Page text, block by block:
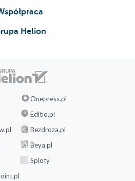
Helion
Onepress.pl
Editio.pl
Bezdroza.pl
Beya.pl
Sploty